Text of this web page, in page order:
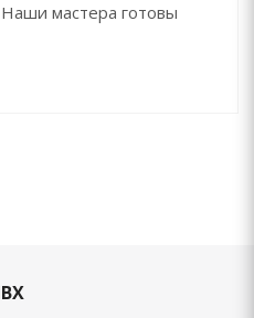
мастера готовы